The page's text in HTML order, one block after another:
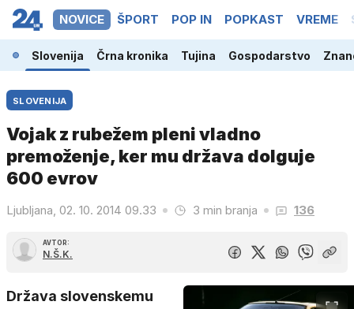
NOVICE ŠPORT POP IN POPKAST VREME
Slovenija Črna kronika Tujina Gospodarstvo
SLOVENIJA
Vojak z rubežem pleni vladno
premoženje, ker mu država dolguje
600 evrov
Ljubljana, 02. 10. 2014 09.33 3 min branja 136
AVTOR:
N.Š.K.
Država slovenskemu